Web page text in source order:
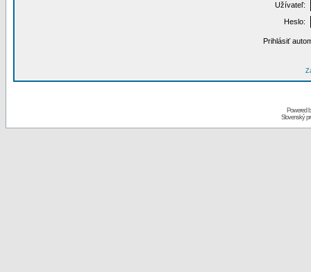
Užívateľ:
Heslo:
Prihlásiť
Powered
Slovenský